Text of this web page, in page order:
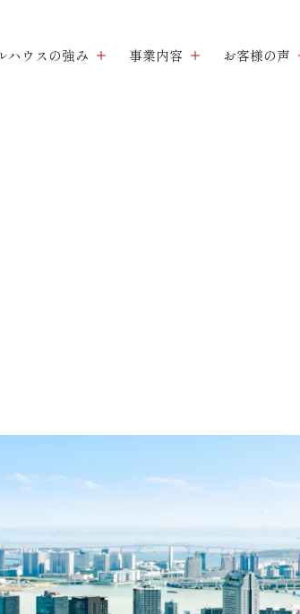
ハウスの強み 事業内容 お客様の声